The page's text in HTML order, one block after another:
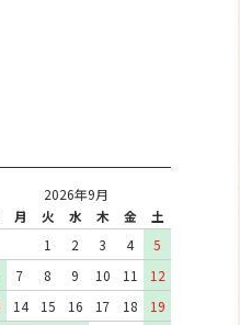
2026年9月
月 火 水 木 金
土
1
2 3 4
5
7 8 9 10 11
12
14 15 16 17 18
19